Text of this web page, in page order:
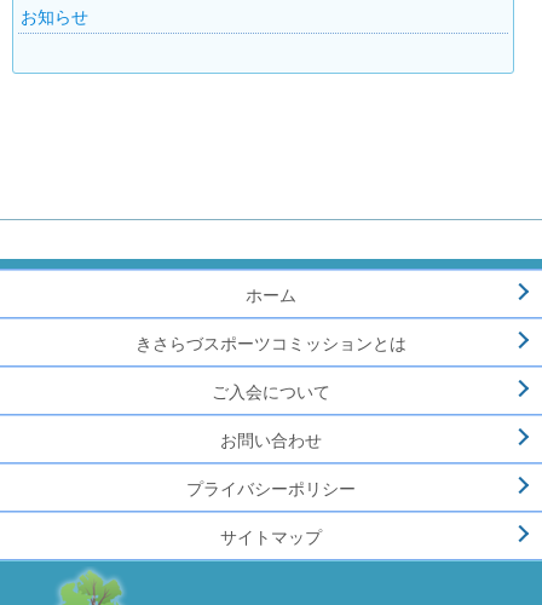
知
せ
お知らせ
ホーム
きさらづスポーツコミッションとは
ご入会について
お問い合わせ
プライバシーポリシー
サイトマップ